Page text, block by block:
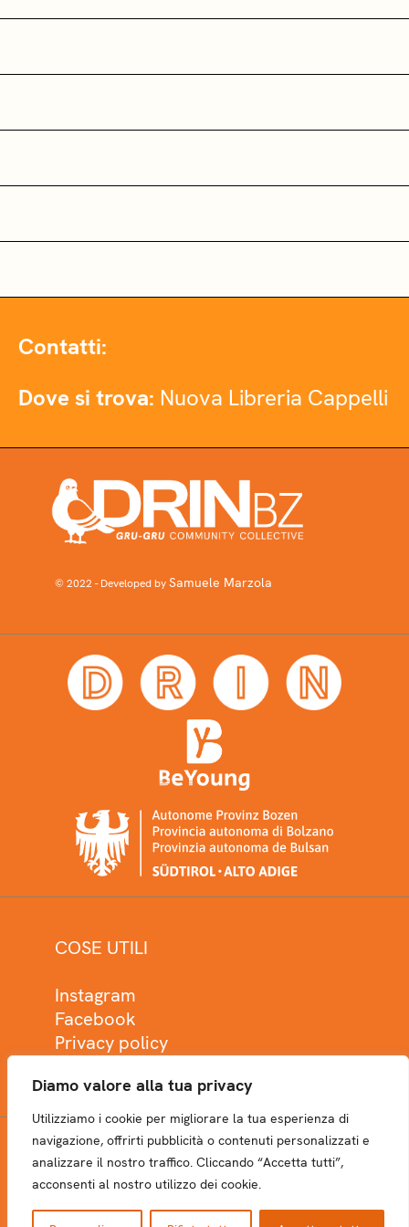
Diamo valore alla tua privacy
Utilizziamo i cookie per migliorare la tua esperienza di
navigazione, offrirti pubblicità o contenuti personalizzati e
analizzare il nostro traffico. Cliccando “Accetta tutti”,
acconsenti al nostro utilizzo dei cookie.
Contatti:
Dove si trova: Nuova Libreria Cappelli
© 2022 - Developed bySamuele Marzola
COSE UTILI
Instagram
Facebook
Privacy policy
NEWSLETTER